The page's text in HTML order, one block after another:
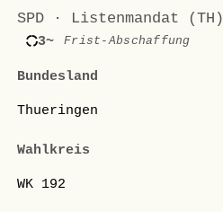
SPD · Listenmandat (TH)
3~ Frist-Abschaffung
Bundesland
Thueringen
Wahlkreis
WK 192